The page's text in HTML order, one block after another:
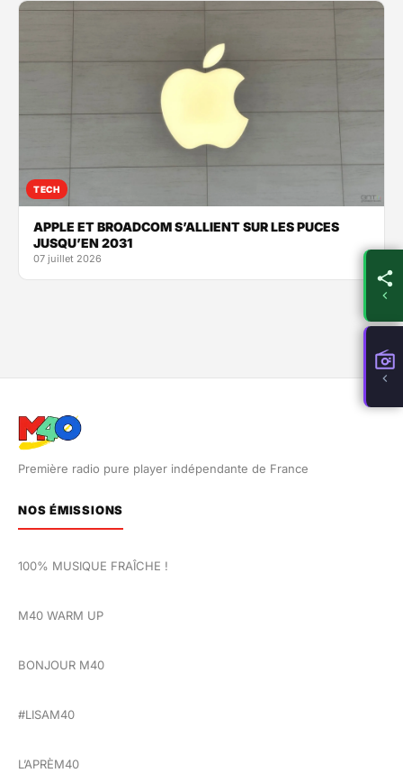
TECH
APPLE ET BROADCOM S’ALLIENT SUR LES PUCES
JUSQU’EN 2031
07 juillet 2026
Première radio pure player indépendante de France
NOS ÉMISSIONS
100% MUSIQUE FRAÎCHE !
M40 WARM UP
BONJOUR M40
#LISAM40
L’APRÈM40